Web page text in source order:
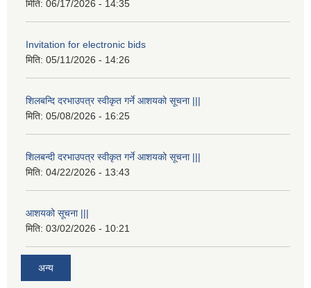
मिति: 06/17/2026 - 14:35
Invitation for electronic bids
मिति: 05/11/2026 - 14:26
शिलबन्दि दरभाउपत्र स्वीकृत गर्ने आशयको सूचना |||
मिति: 05/08/2026 - 16:25
शिलबन्दी दरभाउपत्र स्वीकृत गर्ने आशयको सूचना |||
मिति: 04/22/2026 - 13:43
आशयको सूचना |||
मिति: 03/02/2026 - 10:21
अन्य